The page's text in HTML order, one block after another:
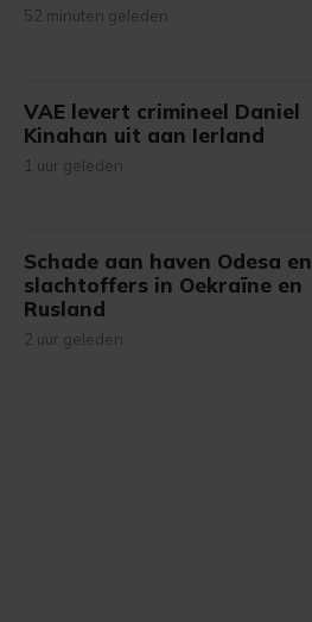
52 minuten geleden
VAE levert crimineel Daniel
Kinahan uit aan Ierland
1 uur geleden
Schade aan haven Odesa en
slachtoffers in Oekraïne en
Rusland
2 uur geleden